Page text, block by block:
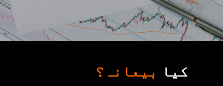
کیا بیعانہ؟